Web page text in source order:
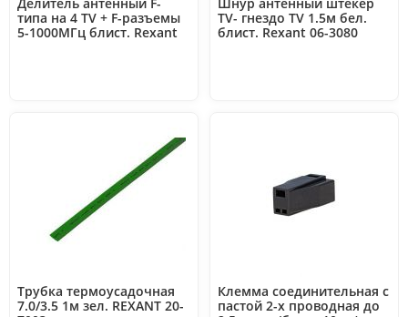
типа на 4 TV + F-разъемы
5-1000МГц блист. Rexant
TV- гнездо TV 1.5м бел.
блист. Rexant 06-3080
Трубка термоусадочная
7.0/3.5 1м зел. REXANT 20-
Клемма соединительная с
пастой 2-х проводная до